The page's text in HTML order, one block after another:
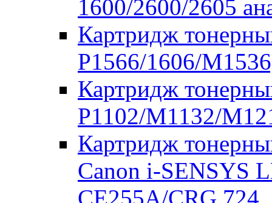
1600/2600/2605
Картридж
P1566/1606/
Картридж
P1102/M1132/
Картридж
Canon i-SENSYS